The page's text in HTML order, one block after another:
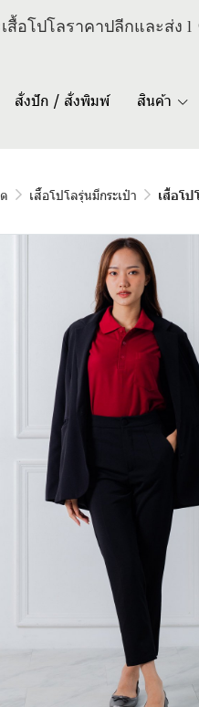
สื้อโปโลราคาปลีกและส่ง l
สั่งปัก / สั่งพิมพ์ สินค้า
เสื้อโปโลรุ่นมีกระเป๋า เสื้อโ